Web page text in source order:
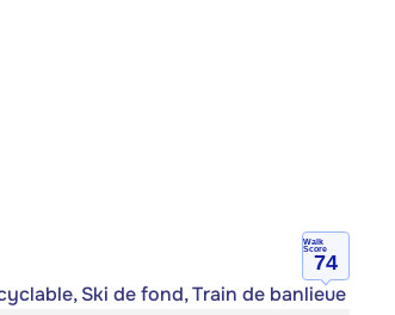
Walk
Score
74
Ski de fond, Train de banlieue